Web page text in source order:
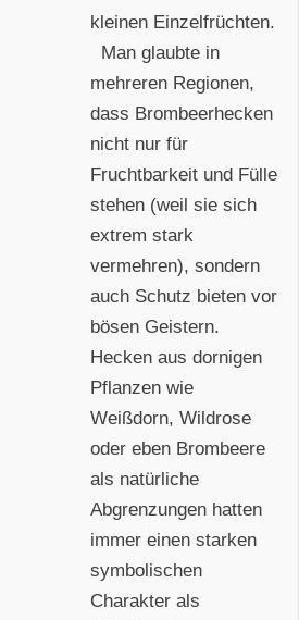
kleinen Einzelfrüchten.
Man glaubte in
mehreren Regionen,
dass Brombeerhecken
nicht nur für
Fruchtbarkeit und Fülle
stehen (weil sie sich
extrem stark
vermehren), sondern
auch Schutz bieten vor
bösen Geistern.
Hecken aus dornigen
Pflanzen wie
Weißdorn, Wildrose
oder eben Brombeere
als natürliche
Abgrenzungen hatten
immer einen starken
symbolischen
Charakter als